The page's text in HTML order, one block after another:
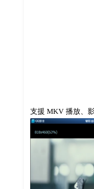
支援 MKV 播放、